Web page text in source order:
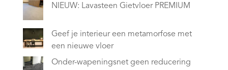
NIEUW: Lavasteen Gietvloer PREMIUM
Geef je interieur een metamorfose met
een nieuwe vloer
Onder-wapeningsnet geen reducering